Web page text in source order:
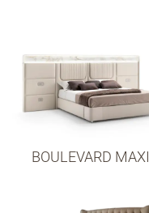
BOULEVARD MAXI